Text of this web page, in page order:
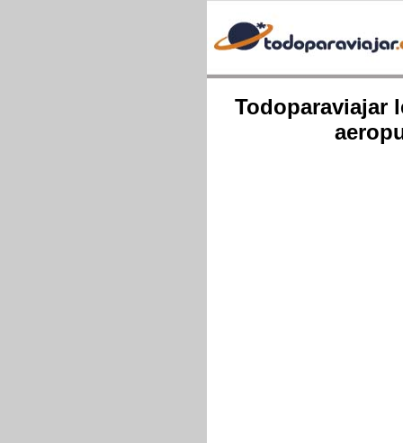
Todoparaviajar